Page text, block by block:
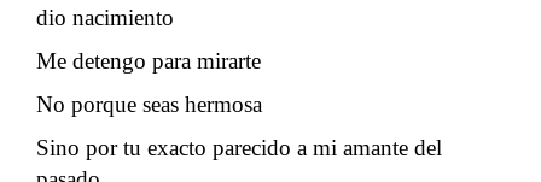
dio nacimiento
Me detengo para mirarte
No porque seas hermosa
Sino por tu exacto parecido a mi amante del